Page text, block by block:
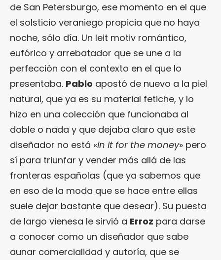
de San Petersburgo, ese momento en el que
el solsticio veraniego propicia que no haya
noche, sólo día. Un leit motiv romántico,
eufórico y arrebatador que se une a la
perfección con el contexto en el que lo
presentaba. Pablo apostó de nuevo a la piel
natural, que ya es su material fetiche, y lo
hizo en una colección que funcionaba al
doble o nada y que dejaba claro que este
diseñador no está «in it for the money» pero
sí para triunfar y vender más allá de las
fronteras españolas (que ya sabemos que
en eso de la moda que se hace entre ellas
suele dejar bastante que desear). Su puesta
de largo vienesa le sirvió a Erroz para darse
a conocer como un diseñador que sabe
aunar comercialidad y autoría, que se